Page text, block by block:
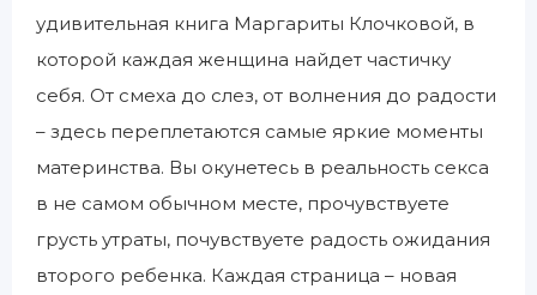
удивительная книга Маргариты Клочковой, в
которой каждая женщина найдет частичку
себя. От смеха до слез, от волнения до радости
– здесь переплетаются самые яркие моменты
материнства. Вы окунетесь в реальность секса
в не самом обычном месте, прочувствуете
грусть утраты, почувствуете радость ожидания
второго ребенка. Каждая страница – новая